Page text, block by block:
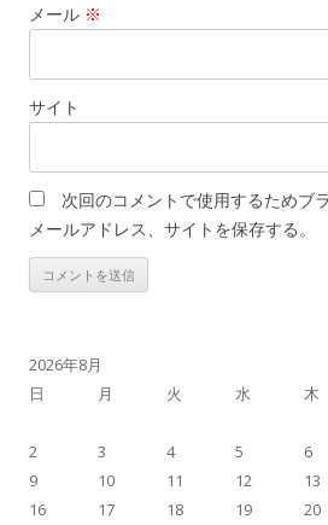
メール ※
サイト
次回のコメントで使用するためブ
メールアドレス、サイトを保存する。
2026年8月
日
月 火 水 木
2
3 4 5 6
9
10 11 12 13
16
17 18 19 20